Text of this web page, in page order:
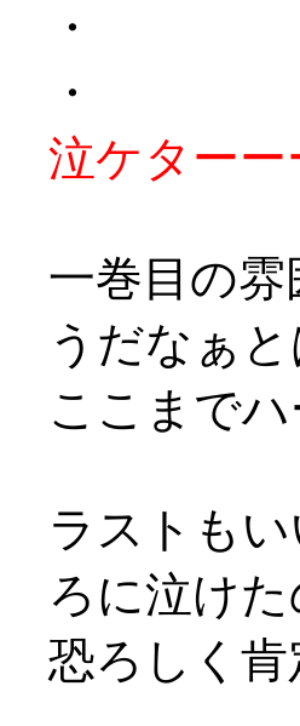
・
・
泣ケター
一巻目の
うだなぁ
ここまで
ラストも
ろに泣け
恐ろしく